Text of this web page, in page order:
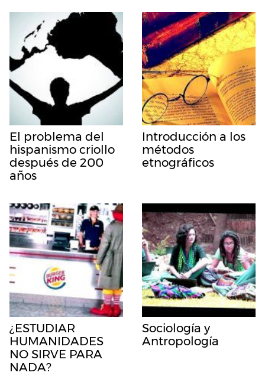
El problema del
hispanismo criollo
después de 200
años
Introducción a los
métodos
etnográficos
¿ESTUDIAR
HUMANIDADES
NO SIRVE PARA
NADA?
Sociología y
Antropología